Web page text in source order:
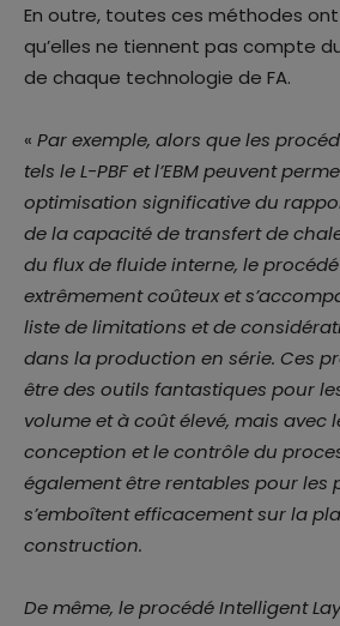
En outre, toutes ces méthodes
qu’elles ne tiennent pas compte
de chaque technologie de FA.
« Par exemple, alors que les
tels le L-PBF et l’EBM peuvent
optimisation significative du
de la capacité de transfert de
du flux de fluide interne, le
extrêmement coûteux et
liste de limitations et de
dans la production en série. Ces
être des outils fantastiques pour
volume et à coût élevé, mais avec
conception et le contrôle du
également être rentables pour les
s’emboîtent efficacement sur la
construction.
De même, le procédé Intelligent